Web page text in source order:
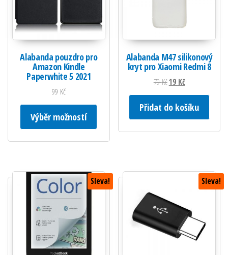
Alabanda pouzdro pro
Amazon Kindle
Paperwhite 5 2021
99 Kč
Výběr možností
Tento produkt má více variant. Možnosti
Alabanda M47 silikonový
kryt pro Xiaomi Redmi 8
79KčPůvodní cena byla: 79
19 KčAktuální cena
Přidat do košíku
Sleva! Sleva!